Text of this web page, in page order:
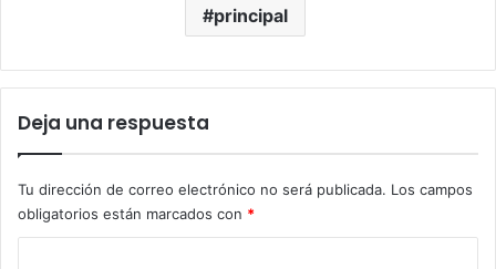
principal
Deja una respuesta
Tu dirección de correo electrónico no será publicada. Los campos
obligatorios están marcados con *